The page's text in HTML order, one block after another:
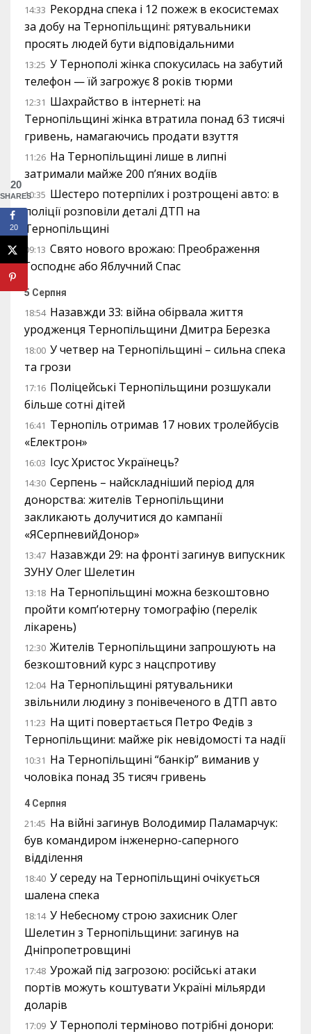
14:33 Рекордна спека і 12 пожеж в екосистемах
за добу на Тернопільщині: рятувальники
просять людей бути відповідальними
13:25 У Тернополі жінка спокусилась на забутий
телефон — їй загрожує 8 років тюрми
12:31 Шахрайство в інтернеті: на
Тернопільщині жінка втратила понад 63 тисячі
гривень, намагаючись продати взуття
11:26 На Тернопільщині лише в липні
затримали майже 200 п’яних водіїв
10:35 Шестеро потерпілих і розтрощені авто: в
поліції розповіли деталі ДТП на
Тернопільщині
09:13 Свято нового врожаю: Преображення
Господнє або Яблучний Спас
5 Серпня
18:54 Назавжди 33: війна обірвала життя
уродженця Тернопільщини Дмитра Березка
18:00 У четвер на Тернопільщині – сильна спека
та грози
17:16 Поліцейські Тернопільщини розшукали
більше сотні дітей
16:41 Тернопіль отримав 17 нових тролейбусів
«Електрон»
16:03 Ісус Христос Українець?
14:30 Серпень – найскладніший період для
донорства: жителів Тернопільщини
закликають долучитися до кампанії
«ЯСерпневийДонор»
13:47 Назавжди 29: на фронті загинув випускник
ЗУНУ Олег Шелетин
13:18 На Тернопільщині можна безкоштовно
пройти комп’ютерну томографію (перелік
лікарень)
12:30 Жителів Тернопільщини запрошують на
безкоштовний курс з нацспротиву
12:04 На Тернопільщині рятувальники
звільнили людину з понівеченого в ДТП авто
11:23 На щиті повертається Петро Федів з
Тернопільщини: майже рік невідомості та надії
10:31 На Тернопільщині “банкір” виманив у
чоловіка понад 35 тисяч гривень
4 Серпня
21:45 На війні загинув Володимир Паламарчук:
був командиром інженерно-саперного
відділення
18:40 У середу на Тернопільщині очікується
шалена спека
18:14 У Небесному строю захисник Олег
Шелетин з Тернопільщини: загинув на
Дніпропетровщині
17:48 Урожай під загрозою: російські атаки
портів можуть коштувати Україні мільярди
доларів
17:09 У Тернополі терміново потрібні донори:
20
SHARES
20